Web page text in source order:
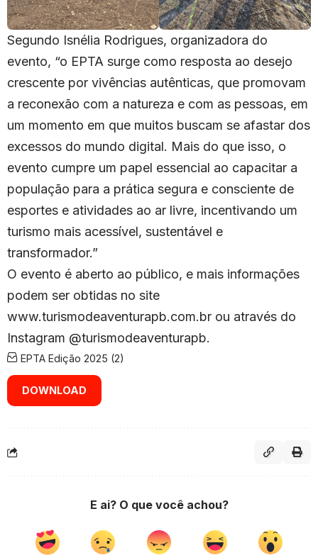
Segundo Isnélia Rodrigues, organizadora do
evento, “o EPTA surge como resposta ao desejo
crescente por vivências autênticas, que promovam
a reconexão com a natureza e com as pessoas, em
um momento em que muitos buscam se afastar dos
excessos do mundo digital. Mais do que isso, o
evento cumpre um papel essencial ao capacitar a
população para a prática segura e consciente de
esportes e atividades ao ar livre, incentivando um
turismo mais acessível, sustentável e
transformador.”
O evento é aberto ao público, e mais informações
podem ser obtidas no site
www.turismodeaventurapb.com.br ou através do
Instagram @turismodeaventurapb.
EPTA Edição 2025 (2)
DOWNLOAD
E ai? O que você achou?